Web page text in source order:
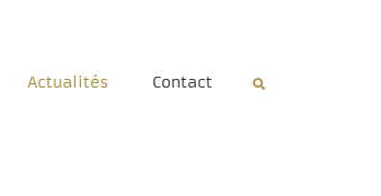
Actualités Contact